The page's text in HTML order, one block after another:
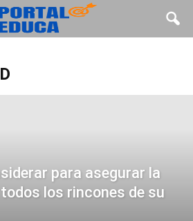
para asegurar la
los rincones de su